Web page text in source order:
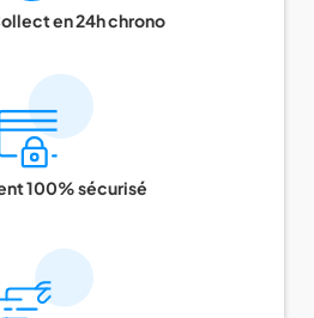
en 24h chrono
100% sécurisé